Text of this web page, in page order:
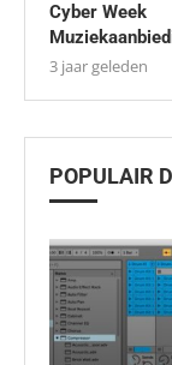
Cyber Week
3 jaar geleden
POPULAIR